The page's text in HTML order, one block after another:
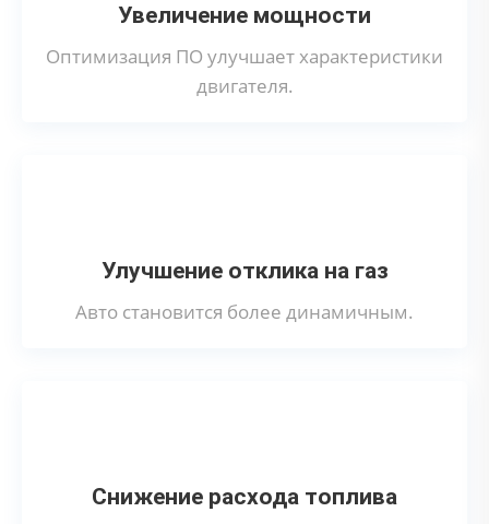
Увеличение мощности
Оптимизация ПО улучшает характеристики
двигателя.
Улучшение отклика на газ
Авто становится более динамичным.
Снижение расхода топлива